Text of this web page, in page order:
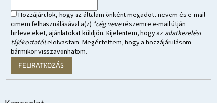
Hozzájárulok, hogy az általam önként megadott nevem és e-mail
címem felhasználásával a(z) *cég neverészemre e-mail útján
hírleveleket, ajánlatokat küldjön. Kijelentem, hogy azadatkezelési
tájékoztatótelolvastam. Megértettem, hogy a hozzájárulásom
bármikor visszavonhatom.
FELIRATKOZÁS